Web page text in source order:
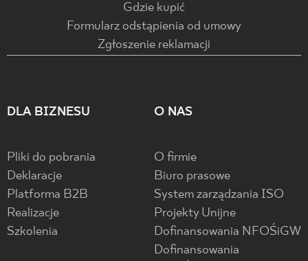
Gdzie kupić
Formularz odstąpienia od umowy
Zgłoszenie reklamacji
DLA BIZNESU
Pliki do pobrania
Deklaracje
Platforma B2B
Realizacje
Szkolenia
O NAS
O firmie
Biuro prasowe
System zarządzania ISO
Projekty Unijne
Dofinansowania NFOŚiGW
Dofinansowania